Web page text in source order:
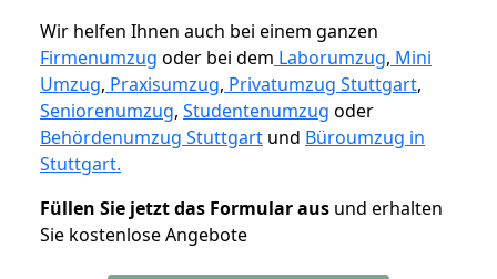
Wir helfen Ihnen auch bei einem ganzen
Firmenumzug oder bei dem Laborumzug, Mini
Umzug, Praxisumzug, Privatumzug Stuttgart,
Seniorenumzug, Studentenumzug oder
Behördenumzug Stuttgart und Büroumzug in
Stuttgart.
Füllen Sie jetzt das Formular aus und erhalten
Sie kostenlose Angebote